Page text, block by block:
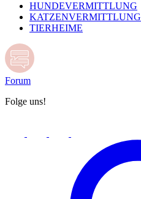
HUNDEVERMITTLUNG
KATZENVERMITTLUNG
TIERHEIME
Forum
Folge uns!